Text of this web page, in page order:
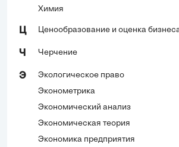
Химия
Ц Ценообразование и оценка
Ч Черчение
Э
Экологическое право
Эконометрика
Экономический анализ
Экономическая теория
Экономика предприятия